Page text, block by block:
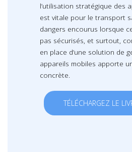
l’utilisation stratégique des
est vitale pour le transport
dangers encourus lorsque
pas sécurisés, et surtout,
en place d’une solution de
appareils mobiles apporte
concrète.
TÉLÉCHARGEZ LE